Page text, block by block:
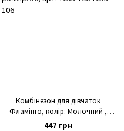
Комбінезон для дівчаток
Фламінго, колір: Молочний ,
розмір: 56, арт. 1053-106
447 грн